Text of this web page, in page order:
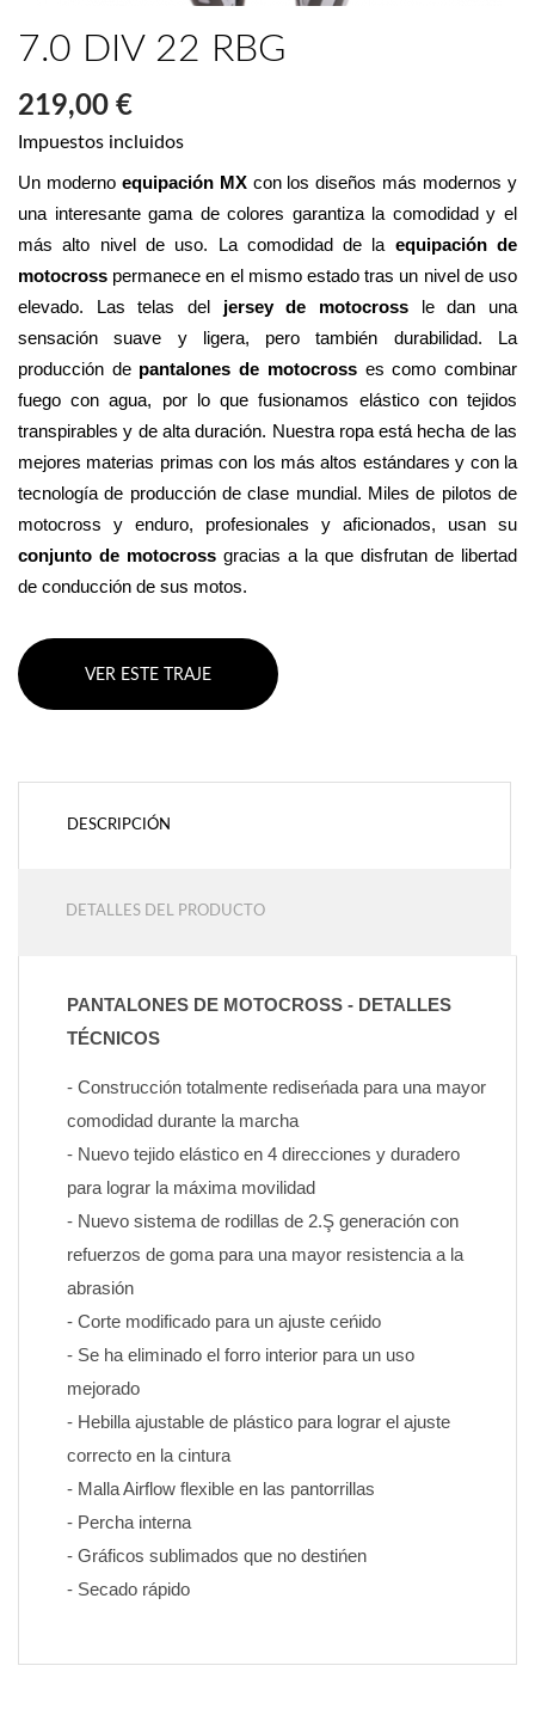
7.0 DIV 22 RBG
219,00 €
Impuestos incluidos
Un moderno equipación MX con los diseños más modernos y
una interesante gama de colores garantiza la comodidad y el
más alto nivel de uso. La comodidad de la equipación de
motocross permanece en el mismo estado tras un nivel de uso
elevado. Las telas del jersey de motocross le dan una
sensación suave y ligera, pero también durabilidad. La
producción de pantalones de motocross es como combinar
fuego con agua, por lo que fusionamos elástico con tejidos
transpirables y de alta duración. Nuestra ropa está hecha de las
mejores materias primas con los más altos estándares y con la
tecnología de producción de clase mundial. Miles de pilotos de
conjunto de motocross gracias a la que disfrutan de libertad
de conducción de sus motos.
VER ESTE TRAJE
DESCRIPCIÓN
DETALLES DEL PRODUCTO
PANTALONES DE MOTOCROSS - DETALLES
TÉCNICOS
- Construcción totalmente rediseńada para una mayor
comodidad durante la marcha
- Nuevo tejido elástico en 4 direcciones y duradero
para lograr la máxima movilidad
- Nuevo sistema de rodillas de 2.Ş generación con
refuerzos de goma para una mayor resistencia a la
abrasión
- Corte modificado para un ajuste ceńido
- Se ha eliminado el forro interior para un uso
mejorado
- Hebilla ajustable de plástico para lograr el ajuste
correcto en la cintura
- Malla Airflow flexible en las pantorrillas
- Percha interna
- Gráficos sublimados que no destińen
- Secado rápido